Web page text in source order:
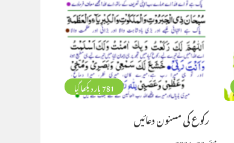
781 بار دیکھا گیا
رکوع کی مسنون دعائیں